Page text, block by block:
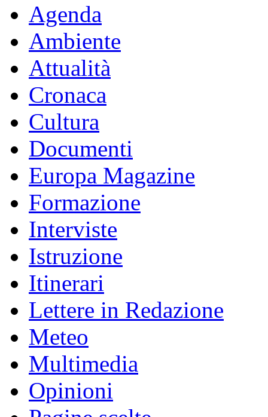
Agenda
Ambiente
Attualità
Cronaca
Cultura
Documenti
Europa Magazine
Formazione
Interviste
Istruzione
Itinerari
Lettere in Redazione
Meteo
Multimedia
Opinioni